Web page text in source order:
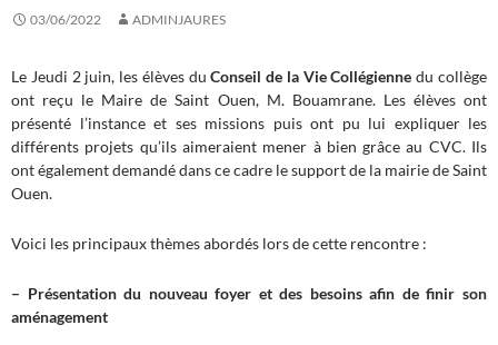
03/06/2022 ADMINJAURES
Le Jeudi 2 juin, les élèves duConseil de la Vie Collégienne du collège
ont reçu le Maire de Saint Ouen, M. Bouamrane. Les élèves ont
présenté l’instance et ses missions puis ont pu lui expliquer les
différents projets qu’ils aimeraient mener à bien grâce au CVC. Ils
ont également demandé dans ce cadre le support de la mairie de Saint
Ouen.
Voici les principaux thèmes abordés lors de cette rencontre :
– Présentation du nouveau foyer et des besoins afin de finir son
aménagement